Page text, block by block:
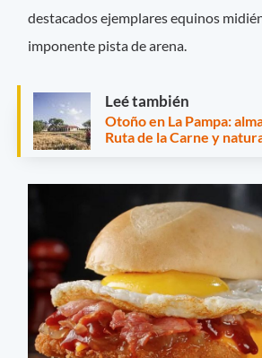
destacados ejemplares equinos
imponente pista de arena.
Leé también
Otoño en La Pampa:
Ruta de la Carne y